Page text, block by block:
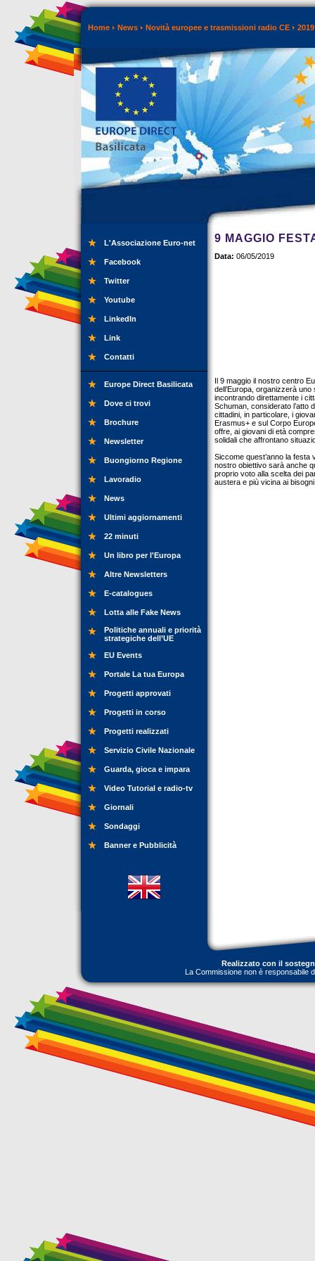
Home News Novità europee e trasmissioni radio CE 2019
L'Associazione Euro-net
Facebook
Twitter
Youtube
LinkedIn
Link
Contatti
Europe Direct Basilicata
Dove ci trovi
Brochure
Newsletter
Buongiorno Regione
Lavoradio
News
Ultimi aggiornamenti
22 minuti
Un libro per l'Europa
Altre Newsletters
E-catalogues
Lotta alle Fake News
Politiche annuali e priorità
strategiche dell’UE
EU Events
Portale La tua Europa
Progetti approvati
Progetti in corso
Progetti realizzati
Servizio Civile Nazionale
Guarda, gioca e impara
Video Tutorial e radio-tv
Giornali
Sondaggi
Banner e Pubblicità
9 MAGGIO
Data: 06/05/2019
Il 9 maggio il nostro centro
dell’Europa, organizzerà
incontrando direttamente i
Schuman, considerato l’atto
cittadini, in particolare, i
Erasmus+ e sul Corpo
offre, ai giovani di età
solidali che affrontano
Siccome quest’anno la
nostro obiettivo sarà anche
proprio voto alla scelta dei
austera e più vicina ai
Realizzato con il
La Commissione non è responsabile